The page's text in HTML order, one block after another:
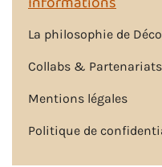
La philosophie de
Collabs & Partenariats
Mentions légales
Politique de